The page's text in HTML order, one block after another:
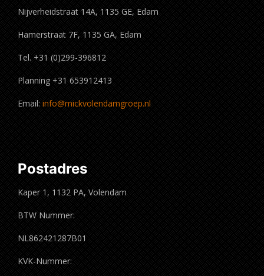
Nijverheidstraat 14A, 1135 GE, Edam
Hamerstraat 7F, 1135 GA, Edam
Tel. +31 (0)299-396812
Planning +31 653912413
Email: info@mickvolendamgroep.nl
Postadres
Kaper 1, 1132 PA, Volendam
BTW Nummer:
NL862421287B01
KVK-Nummer: